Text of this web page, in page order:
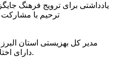
یادداشتی برای ترویج فرهنگ
ترحیم با مشارکت
دارای اختلالات بینایی در این استان خبر داد.